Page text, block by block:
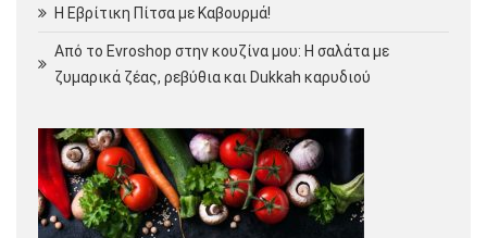
Η Εβρίτικη Πίτσα με Καβουρμά!
Από το Evroshop στην κουζίνα μου: Η σαλάτα με
ζυμαρικά ζέας, ρεβύθια και Dukkah καρυδιού